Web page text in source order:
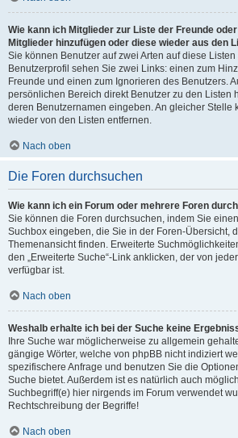
Wie kann ich Mitglieder zur Liste der Freunde
Mitglieder hinzufügen oder diese wieder aus den
Sie können Benutzer auf zwei Arten auf diese
Benutzerprofil sehen Sie zwei Links: einen zum
Freunde und einen zum Ignorieren des Benutzers.
persönlichen Bereich direkt Benutzer zu den Listen
deren Benutzernamen eingeben. An gleicher Stelle
wieder von den Listen entfernen.
Nach oben
Die Foren durchsuchen
Wie kann ich ein Forum oder mehrere Foren
Sie können die Foren durchsuchen, indem Sie
Suchbox eingeben, die Sie in der Foren-Übersicht,
Themenansicht finden. Erweiterte
den „Erweiterte Suche“-Link anklicken, der von
verfügbar ist.
Nach oben
Weshalb erhalte ich bei der Suche keine
Ihre Suche war möglicherweise zu allgemein
gängige Wörter, welche von phpBB nicht indiziert
spezifischere Anfrage und benutzen Sie die
Suche bietet. Außerdem ist es natürlich auch
Suchbegriff(e) hier nirgends im Forum verwendet
Rechtschreibung der Begriffe!
Nach oben